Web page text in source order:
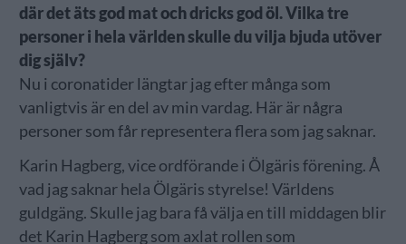
där det äts god mat och dricks god öl. Vilka tre
personer i hela världen skulle du vilja bjuda utöver
dig själv?
Nu i coronatider längtar jag efter många som
vanligtvis är en del av min vardag. Här är några
personer som får representera flera som jag saknar.
Karin Hagberg, vice ordförande i Ölgäris förening. Å
vad jag saknar hela Ölgäris styrelse! Världens
guldgäng. Skulle jag bara få välja en till middagen blir
det Karin Hagberg som axlat rollen som